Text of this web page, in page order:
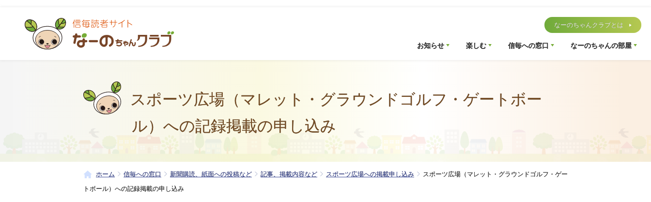
なーのちゃんクラブとは
お知らせ 楽しむ 信毎への窓口 なーのちゃんの部屋
スポーツ広場（マレット・グラウンドゴルフ・ゲートボー
ル）への記録掲載の申し込み
ホーム 信毎への窓口 新聞購読、紙面への投稿など 記事、掲載内容など スポーツ広場への掲載申し込み
スポーツ広場（マレット・グラウンドゴルフ・ゲー
トボール）への記録掲載の申し込み